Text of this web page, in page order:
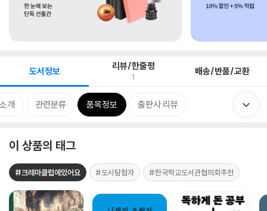
도서정보 리뷰/한줄평
1 배송/반품/교환
개 관련분류 품목정보 출판사 리뷰
이 상품의 태그
#크레마클럽에있어요 #도시탐험자 #한국학교도서관협의회추천